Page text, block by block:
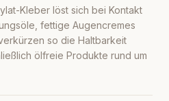
Kleber löst sich bei Kontakt
fettige Augencremes
so die Haltbarkeit
ölfreie Produkte rund um